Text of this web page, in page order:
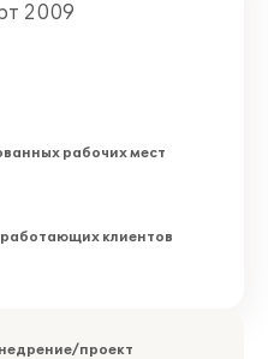
2009
рабочих мест
клиентов
проект